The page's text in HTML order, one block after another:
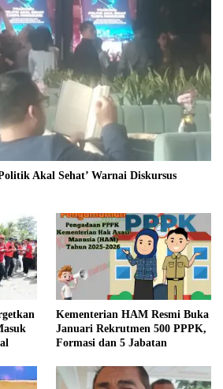
Akal Sehat’ Warnai Diskursus
Kementerian HAM Resmi Buka
Januari Rekrutmen 500 PPPK,
Formasi dan 5 Jabatan